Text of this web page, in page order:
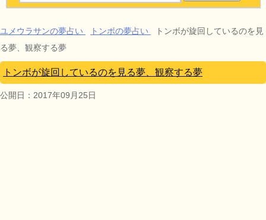
ユメウラサンの夢占い トンボの夢占い
トンボが旋回しているのを見
る夢、観察する夢
トンボが旋回しているのを見る夢、観察する夢
公開日： 2017年09月25日